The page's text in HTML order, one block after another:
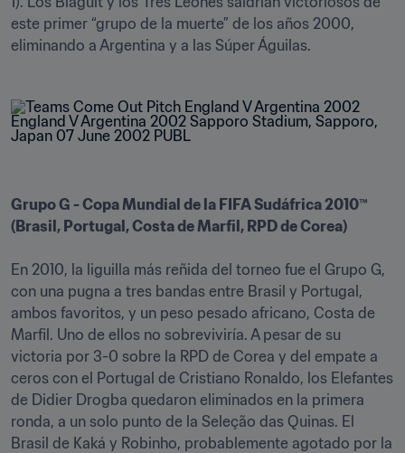
este primer “grupo de la muerte” de los años 2000,
eliminando a Argentina y a las Súper Águilas.
Grupo G - Copa Mundial de la FIFA Sudáfrica 2010™
(Brasil, Portugal, Costa de Marfil, RPD de Corea)
En 2010, la liguilla más reñida del torneo fue el Grupo G,
con una pugna a tres bandas entre Brasil y Portugal,
ambos favoritos, y un peso pesado africano, Costa de
Marfil. Uno de ellos no sobreviviría. A pesar de su
victoria por 3-0 sobre la RPD de Corea y del empate a
ceros con el Portugal de Cristiano Ronaldo, los Elefantes
de Didier Drogba quedaron eliminados en la primera
ronda, a un solo punto de la Seleção das Quinas. El
Brasil de Kaká y Robinho, probablemente agotado por la